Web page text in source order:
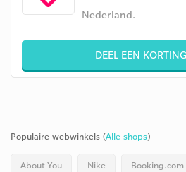
Nederland.
DEEL EEN
Populaire webwinkels (Alle shops)
About You Nike Booking.com